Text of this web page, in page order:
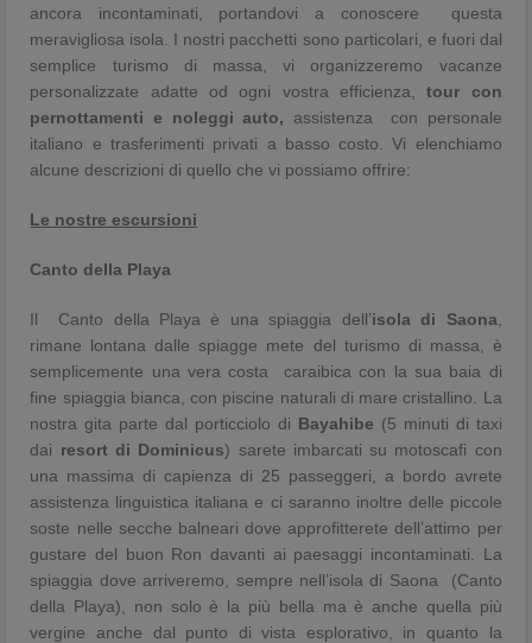
ancora incontaminati, portandovi a conoscere questa
meravigliosa isola. I nostri pacchetti sono particolari, e fuori dal
semplice turismo di massa, vi organizzeremo vacanze
personalizzate adatte od ogni vostra efficienza,tour con
pernottamenti e noleggi auto, assistenza con personale
italiano e trasferimenti privati a basso costo. Vi elenchiamo
alcune descrizioni di quello che vi possiamo offrire:
Le nostre escursioni
Canto della Playa
Il Canto della Playa è una spiaggia dell’isola di Saona
rimane lontana dalle spiagge mete del turismo di massa, è
semplicemente una vera costa caraibica con la sua baia di
fine spiaggia bianca, con piscine naturali di mare cristallino. La
nostra gita parte dal porticciolo di Bayahibe (5 minuti di taxi
dai resort di Dominicus) sarete imbarcati su motoscafi con
una massima di capienza di 25 passeggeri, a bordo avrete
assistenza linguistica italiana e ci saranno inoltre delle piccole
soste nelle secche balneari dove approfitterete dell’attimo per
gustare del buon Ron davanti ai paesaggi incontaminati. La
spiaggia dove arriveremo, sempre nell’isola di Saona (Canto
della Playa), non solo è la più bella ma è anche quella più
vergine anche dal punto di vista esplorativo, in quanto la